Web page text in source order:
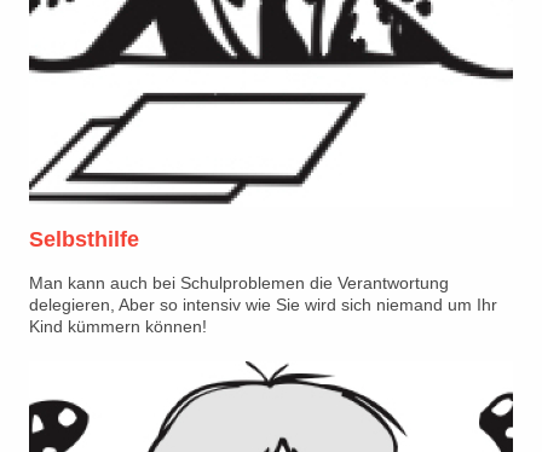
Selbsthilfe
Man kann auch bei Schulproblemen die Verantwortung
delegieren, Aber so intensiv wie Sie wird sich niemand um Ihr
Kind kümmern können!